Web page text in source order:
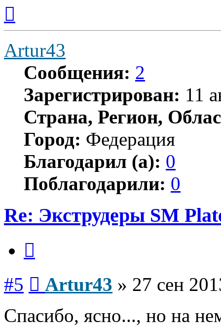
началу
Artur43
Сообщения: 2
Зарегистрирован: 11
Страна, Регион,
Город: Федерация
Благодарил (а): 0
Поблагодарили: 0
Re: Экструдеры SM
#5 Artur43 » 27 сен
Спасибо, ясно..., но на